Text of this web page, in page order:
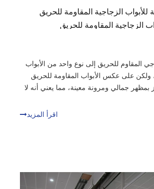
للأبواب الزجاجية المقاومة للحريق
الزجاجية المقاومة للحريق
المقاوم للحريق إلى نوع واحد من الأبواب
ولكن على عكس الأبواب المقاومة للحريق
بمظهر جمالي ومرونة معينة، مما يعني أنه لا
للديكور الداخلي. إذن ما هي الوظيفةاقرأ المزيد